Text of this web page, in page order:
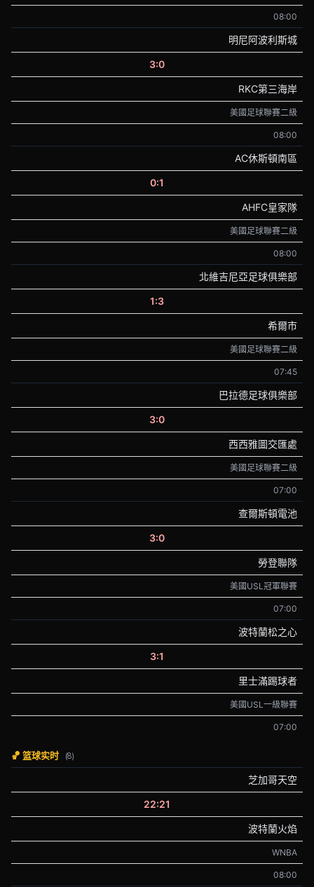
08:00
明尼阿波利斯城
3:0
RKC第三海岸
美國足球聯賽二級
08:00
AC休斯頓南區
0:1
AHFC皇家隊
美國足球聯賽二級
08:00
北維吉尼亞足球俱樂部
1:3
希爾市
美國足球聯賽二級
07:45
巴拉德足球俱樂部
3:0
西西雅圖交匯處
美國足球聯賽二級
07:00
查爾斯頓電池
3:0
勞登聯隊
美國USL冠軍聯賽
07:00
波特蘭松之心
3:1
里士滿踢球者
美國USL一級聯賽
07:00
🏀 篮球实时 (8)
芝加哥天空
22:21
波特蘭火焰
WNBA
08:00